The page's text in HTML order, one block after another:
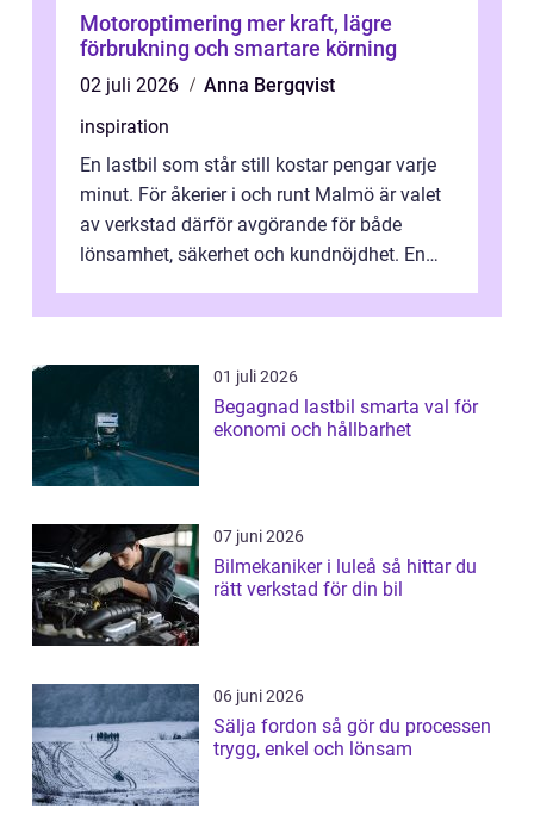
Motoroptimering mer kraft, lägre
förbrukning och smartare körning
02 juli 2026
Anna Bergqvist
inspiration
En lastbil som står still kostar pengar varje
minut. För åkerier i och runt Malmö är valet
av verkstad därför avgörande för både
lönsamhet, säkerhet och kundnöjdhet. En
01 juli 2026
Begagnad lastbil smarta val för
ekonomi och hållbarhet
07 juni 2026
Bilmekaniker i luleå så hittar du
rätt verkstad för din bil
06 juni 2026
Sälja fordon så gör du processen
trygg, enkel och lönsam